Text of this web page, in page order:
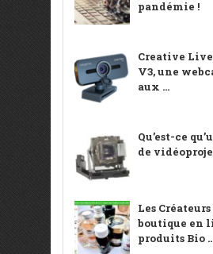
pandémie !
Creative
V3, une
aux ...
Qu’est-ce
de
Les
boutique en
produits Bio